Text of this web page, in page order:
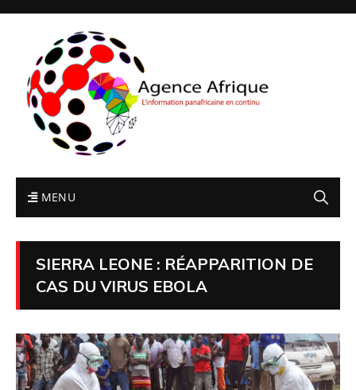
MENU
SIERRA LEONE : RÉAPPARITION DE
CAS DU VIRUS EBOLA